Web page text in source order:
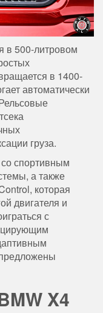
в 500-литровом
в 1400-
автоматически
груза.
спортивным
а также
которая
двигателя и
с
X4